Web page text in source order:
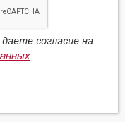
согласие на